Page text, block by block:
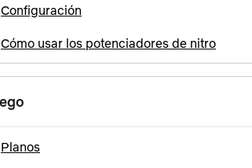
Configuración
Cómo usar los potenciadores de nitro
Planos